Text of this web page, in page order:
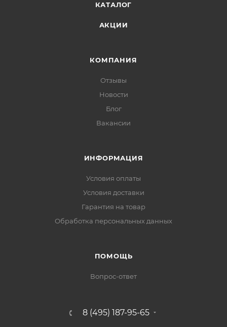
КАТАЛОГ
АКЦИИ
КОМПАНИЯ
Отзывы
Новости
Блог
Вакансии
ИНФОРМАЦИЯ
Условия оплаты
Условия доставки
Гарантия на товар
Обработка персональных данных
ПОМОЩЬ
Вопрос-ответ
8 (495) 187-95-65